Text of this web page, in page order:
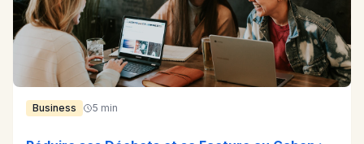
Business 5 min